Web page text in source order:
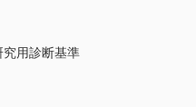
用診断基準